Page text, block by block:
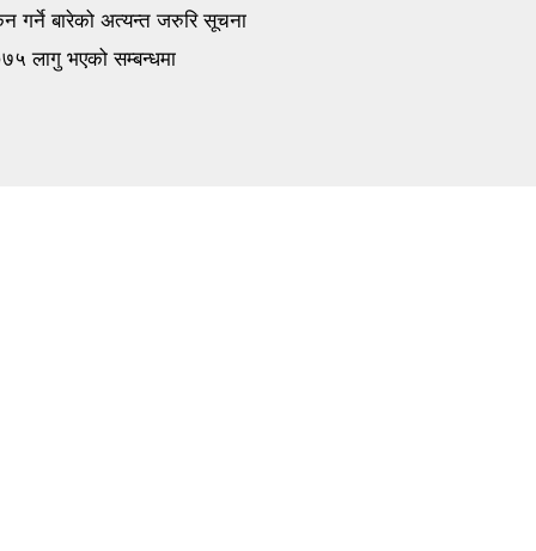
गर्ने बारेको अत्यन्त जरुरि सूचना
लागु भएको सम्बन्धमा